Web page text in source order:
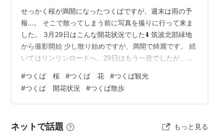
せっかく桜が満開になったつくばですが、週末は雨の予
報...。 そこで散ってしまう前に写真を撮りに行って来ま
した。 3月29日はこんな開花状況でした⬇️ 筑波北部緑地
から撮影開始 少し散り始めですが、満開で綺麗です。 続
いてはリンリンロードへ。29日はもう一息でしたが、す
巣公園。東光台のZOZO BASEの裏手にあります。 こち
らも散り始め。青空と桜のもとでランチされてる方がい
らっしゃいました。 公園内にベンチもあるので座っての
📷 こんなに綺麗なのに、きっと週末の雨で散ってしまう
#つくば 桜 #つくば 花 #つくば観光
#つくば 開花状況 #つくば散歩
ネットで話題 もっと見る